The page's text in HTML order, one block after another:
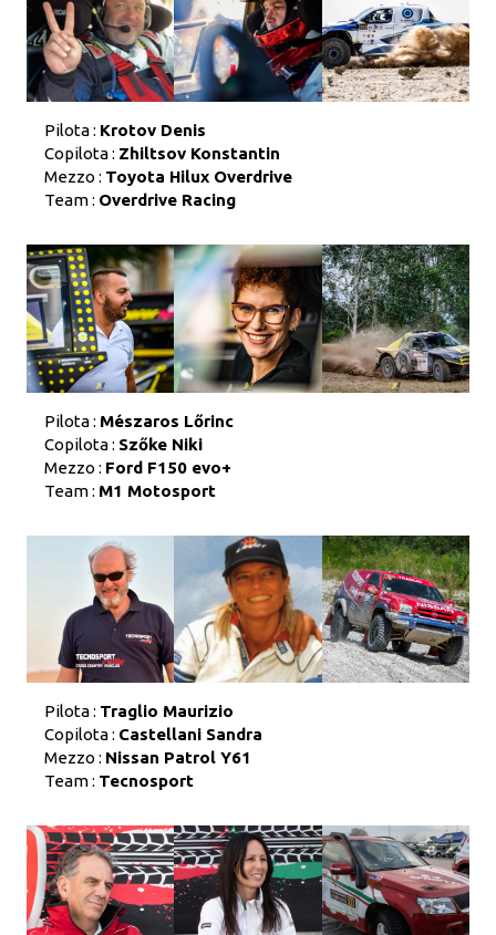
Pilota : Krotov Denis
Copilota : Zhiltsov Konstantin
Mezzo : Toyota Hilux Overdrive
Team : Overdrive Racing
Pilota : Mészaros Lőrinc
Copilota : Szőke Niki
Mezzo : Ford F150 evo+
Team : M1 Motosport
Pilota : Traglio Maurizio
Copilota : Castellani Sandra
Mezzo : Nissan Patrol Y61
Team : Tecnosport